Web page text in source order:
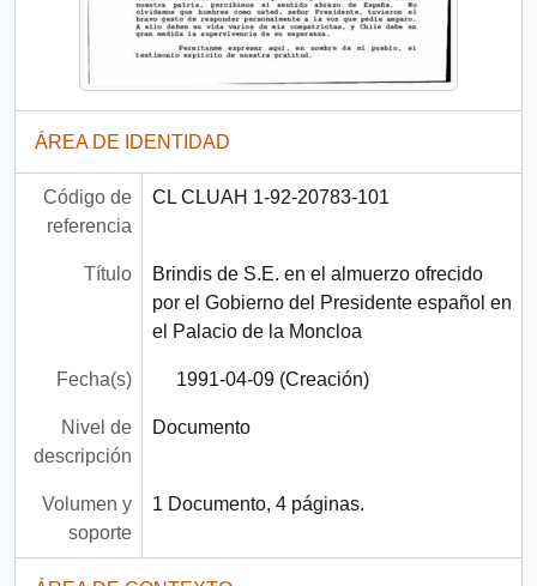
ÁREA DE IDENTIDAD
Código de
referencia
CL CLUAH 1-92-20783-101
Título
Brindis de S.E. en el almuerzo ofrecido
por el Gobierno del Presidente español en
el Palacio de la Moncloa
Fecha(s) 1991-04-09 (Creación)
Nivel de
descripción
Documento
Volumen y
soporte
1 Documento, 4 páginas.